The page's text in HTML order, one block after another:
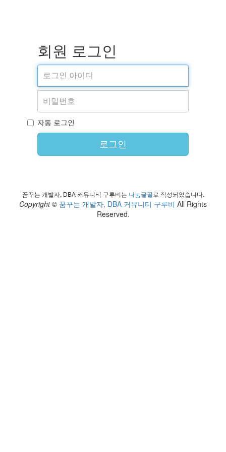
회원 로그인
자동 로그인
로그인
꿈꾸는 개발자, DBA 커뮤니티 구루비는 나눔글꼴로 작성되었습니다.
Copyright © 꿈꾸는 개발자, DBA 커뮤니티 구루비 All Rights
Reserved.